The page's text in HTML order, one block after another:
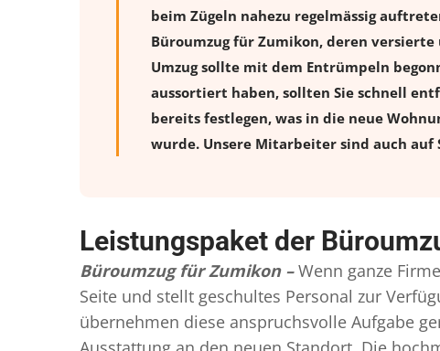
beim Zügeln nahezu regelmässig
Büroumzug für Zumikon, deren
Umzug sollte mit dem Entrümpeln
aussortiert haben, sollten Sie schnell
bereits festlegen, was in die neue
wurde. Unsere Mitarbeiter sind auch auf
Leistungspaket der
Büroumzug für Zumikon – Wenn ganze
Seite und stellt geschultes Personal zur
übernehmen diese anspruchsvolle Aufgabe